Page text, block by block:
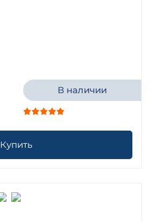
В наличии
Купить